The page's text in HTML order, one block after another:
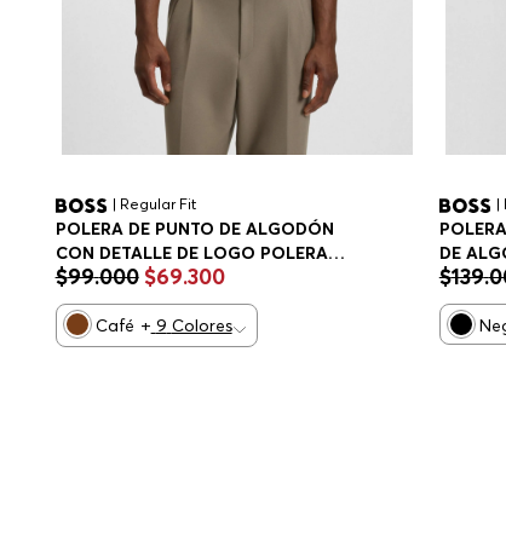
| Regular Fit
POLERA DE PUNTO DE ALGODÓN
CON DETALLE DE LOGO POLERA
REGULAR FIT HOMBRE
$99.000 $69.300
Café + 9 Colores
|
DE
$139.